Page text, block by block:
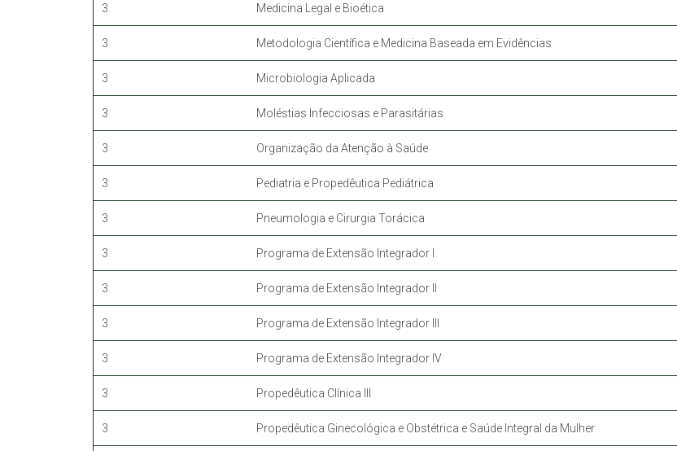
3 Medicina Legal e Bioética
3 Metodologia Científica e Medicina Baseada em Evidências
3 Microbiologia Aplicada
3 Moléstias Infecciosas e Parasitárias
3 Organização da Atenção à Saúde
3 Pediatria e Propedêutica Pediátrica
3 Pneumologia e Cirurgia Torácica
3 Programa de Extensão Integrador I
3 Programa de Extensão Integrador II
3 Programa de Extensão Integrador III
3 Programa de Extensão Integrador IV
3 Propedêutica Clínica III
3 Propedêutica Ginecológica e Obstétrica e Saúde Integral da Mulher